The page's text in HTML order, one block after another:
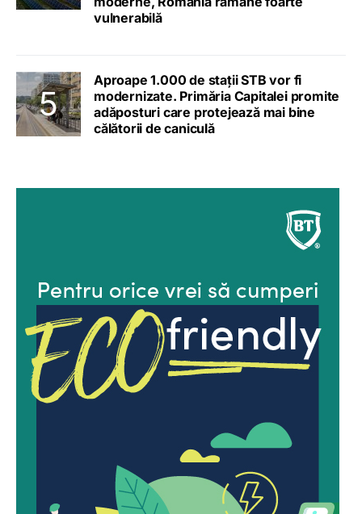
vulnerabilă
Aproape 1.000 de stații STB vor fi
modernizate. Primăria Capitalei promite
adăposturi care protejează mai bine
călătorii de caniculă